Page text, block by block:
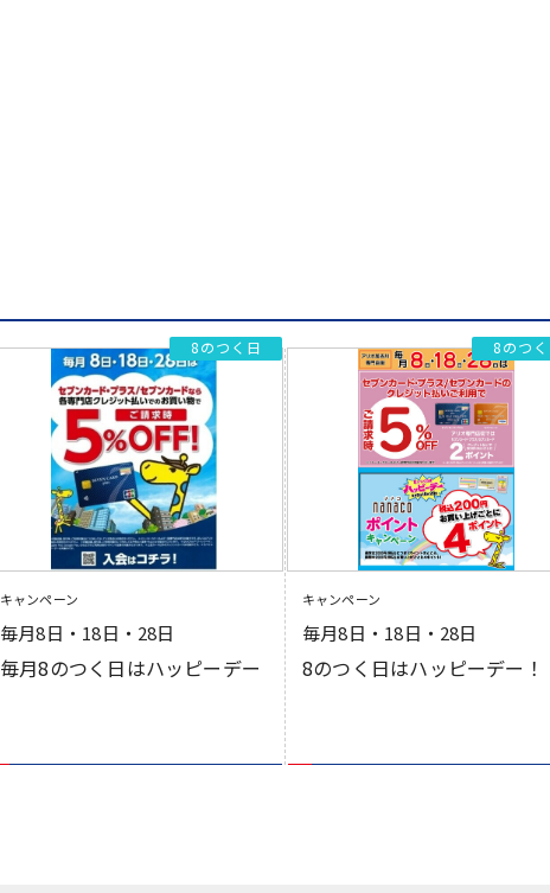
キャンペーン
毎月8日・18日・28日
毎月8のつく日はハッピーデー
8のつく日
キャンペーン
毎月8日・18日・28日
8のつく日はハッピーデー！
8のつ